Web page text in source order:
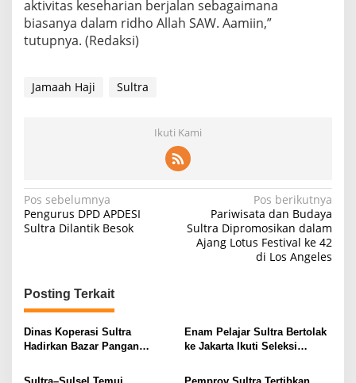
aktivitas keseharian berjalan sebagaimana
biasanya dalam ridho Allah SAW. Aamiin,”
tutupnya. (Redaksi)
Jamaah Haji Sultra
Ikuti Kami
N
a
g
a
s
Pos sebelumnya
Pengurus DPD APDESI
Sultra Dilantik Besok
Pos berikutnya
Pariwisata dan Budaya
Sultra Dipromosikan dalam
Ajang Lotus Festival ke 42
di Los Angeles
Posting Terkait
Dinas Koperasi Sultra
Hadirkan Bazar Pangan
Enam Pelajar Sultra Bertolak
ke Jakarta Ikuti Seleksi